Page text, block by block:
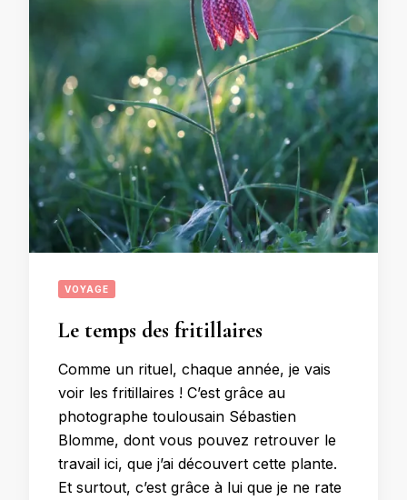
VOYAGE
Le temps des fritillaires
Comme un rituel, chaque année, je vais
voir les fritillaires ! C’est grâce au
photographe toulousain Sébastien
Blomme, dont vous pouvez retrouver le
travail ici, que j’ai découvert cette plante.
Et surtout, c’est grâce à lui que je ne rate